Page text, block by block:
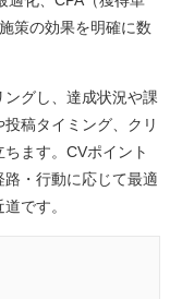
策の効果を明確に数
ングし、達成状況や課
稿タイミング、クリ
ます。CVポイント
・行動に応じて最適
です。